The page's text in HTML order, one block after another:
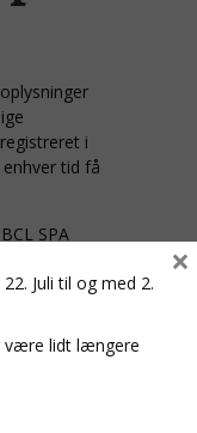
i
tid få
SPA
Juli til og med 2.
være lidt længere
×